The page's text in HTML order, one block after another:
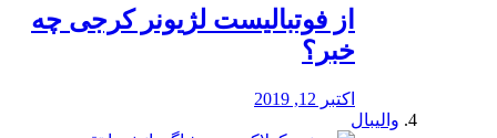
از فوتبالیست لژیونر کرجی چه
خبر؟
اکتبر 12, 2019
والیبال